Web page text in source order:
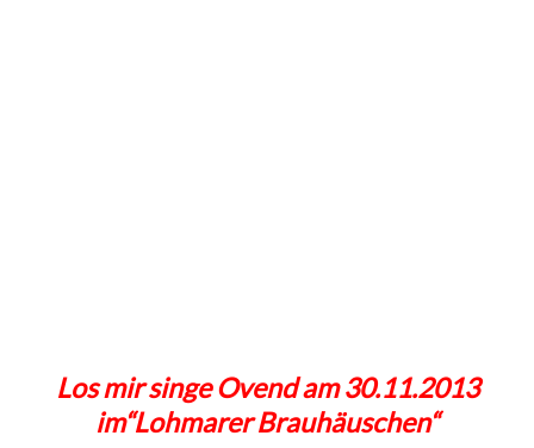
Los mir singe Ovend am 30.11.2013
im“Lohmarer Brauhäuschen“